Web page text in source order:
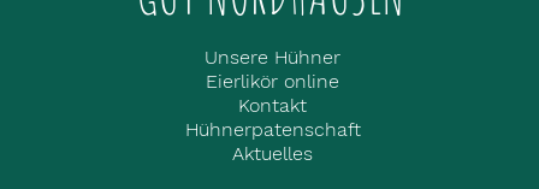
Datenschutzerklärung.
Essenziell
Alle akzeptieren
Unsere Hühner
Eierlikör online
Kontakt
Hühnerpatenschaft
Aktuelles